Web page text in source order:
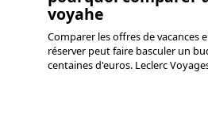
voyahe
Comparer les offres de vacances
réserver peut faire basculer un
centaines d'euros. Leclerc